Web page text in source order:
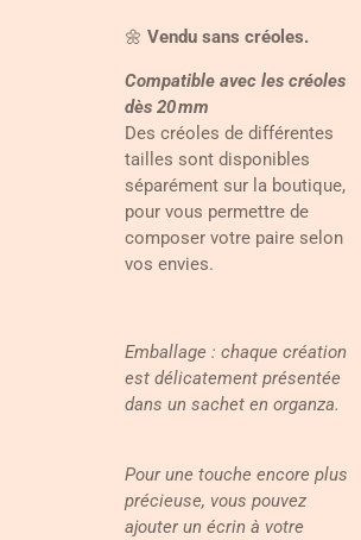
🌼 Vendu sans créoles.
Compatible avec les créoles
dès 20 mm
Des créoles de différentes
tailles sont disponibles
séparément sur la boutique,
pour vous permettre de
composer votre paire selon
vos envies.
Emballage : chaque création
est délicatement présentée
dans un sachet en organza.
Pour une touche encore plus
précieuse, vous pouvez
ajouter un écrin à votre